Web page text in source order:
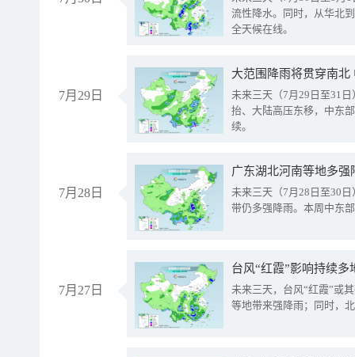
流性降水。同时，从华北
全天候在线。
7月29日
大范围降雨将贯穿南
未来三天（7月29日至31
抬、大陆高压东移，中东
续。
7月28日
广东湖北河南等地多
未来三天（7月28日至30
带仍多强降雨。本周中东
7月27日
台风“红霞”影响持续
未来三天，台风“红霞”或
等地带来强降雨；同时，